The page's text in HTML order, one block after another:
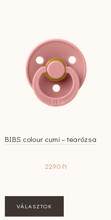
BIBS colour cumi – tearózsa
2290 Ft
VÁLASZTOK
a